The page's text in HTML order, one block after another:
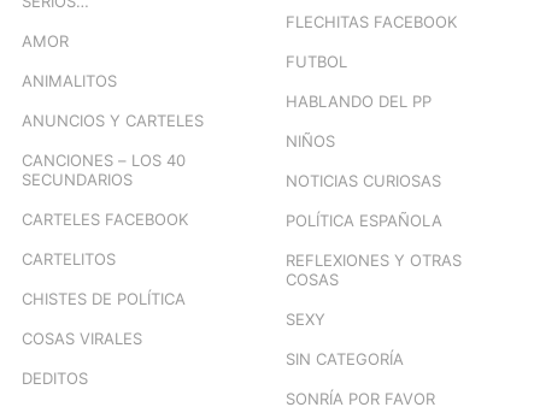
AMOR
ANIMALITOS
ANUNCIOS Y CARTELES
CANCIONES – LOS 40
SECUNDARIOS
CARTELES FACEBOOK
CARTELITOS
CHISTES DE POLÍTICA
COSAS VIRALES
DEDITOS
FLECHITAS FACEBOOK
FUTBOL
HABLANDO DEL PP
NIÑOS
NOTICIAS CURIOSAS
POLÍTICA ESPAÑOLA
REFLEXIONES Y OTRAS
COSAS
SEXY
SIN CATEGORÍA
SONRÍA POR FAVOR